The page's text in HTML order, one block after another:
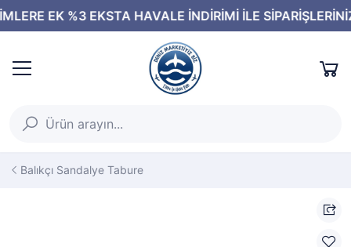
Balıkçı Sandalye Tabure